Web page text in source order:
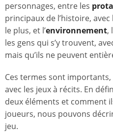
personnages, entre les
principaux de l’histoire,
le plus, et l’environnement,
les gens qui s’y trouvent,
mais qu’ils ne peuvent
Ces termes sont
avec les jeux à récits. En
deux éléments et comment
joueurs, nous pouvons
jeu.